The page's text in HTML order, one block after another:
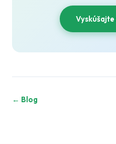
← Blog